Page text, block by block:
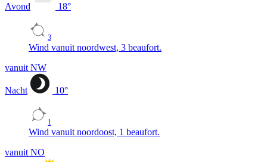
Avond 18°
3
Wind vanuit noordwest, 3 beaufort.
vanuit NW
Nacht 10°
1
Wind vanuit noordoost, 1 beaufort.
vanuit NO